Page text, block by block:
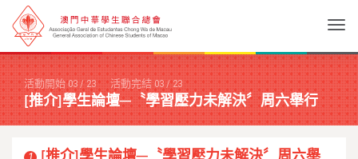
活動開始 03/23 活動完結 03/23
[推介]學生論壇─〝學習壓力未解決〞周六舉行